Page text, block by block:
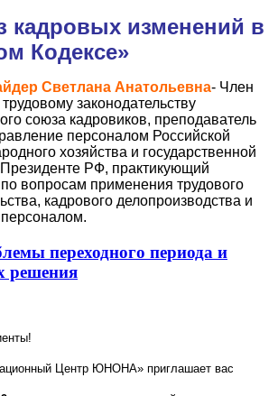
кадровых изменений в
Кодексе»
Светлана Анатольевна- Член
законодательству
союза кадровиков, преподаватель
персоналом Российской
хозяйства и государственной
РФ, практикующий
по вопросам применения трудового
кадрового делопроизводства и
переходного периода и
решения
Центр ЮНОНА» приглашает вас